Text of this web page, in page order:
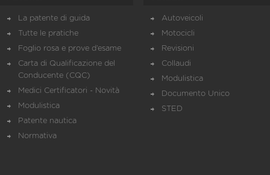
La patente di guida
Tutte le pratiche
Foglio rosa e prove d’esame
Carta di Qualificazione del
Conducente (CQC)
Medici Certificatori - Novità
Modulistica
Patente nautica
Normativa
Autoveicoli
Motocicli
Revisioni
Collaudi
Modulistica
Documento Unico
STED